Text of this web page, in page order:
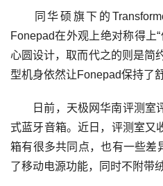
同华硕旗下的
Fonepad在外观上绝对称得上
心圆设计，取而代之的则是简
型机身依然让Fonepad保持了
日前，天极网华南评测室
式蓝牙音箱。近日，评测室又
箱有很多共同点，也有一些差
了移动电源功能，同时不附带